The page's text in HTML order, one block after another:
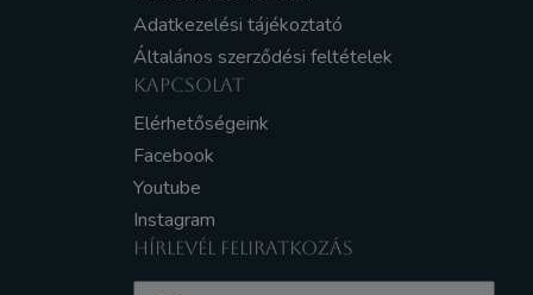
Adatkezelési tájékoztató
Általános szerződési feltételek
KAPCSOLAT
Elérhetőségeink
Facebook
Youtube
Instagram
HÍRLEVÉL FELIRATKOZÁS